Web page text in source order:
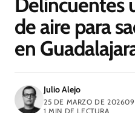
de aire para
en
Julio Alejo
25 DE MARZO DE 2026
1 MIN DE LECTURA